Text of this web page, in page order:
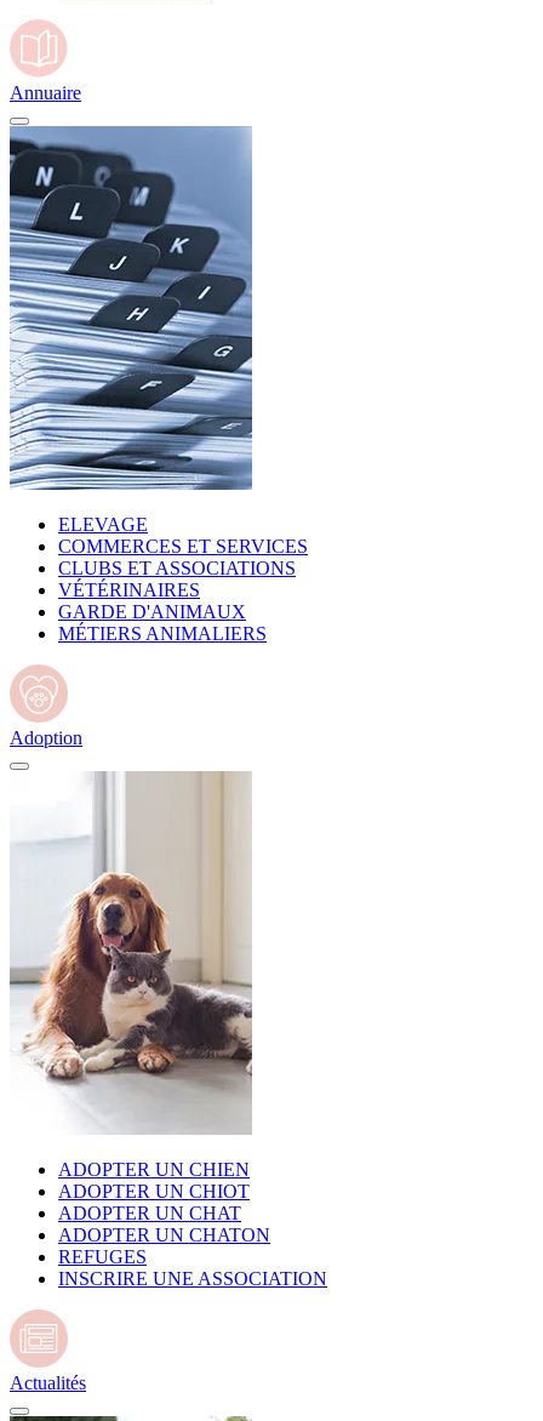
Annuaire
ELEVAGE
COMMERCES ET SERVICES
CLUBS ET ASSOCIATIONS
VÉTÉRINAIRES
GARDE D'ANIMAUX
MÉTIERS ANIMALIERS
Adoption
ADOPTER UN CHIEN
ADOPTER UN CHIOT
ADOPTER UN CHAT
ADOPTER UN CHATON
REFUGES
INSCRIRE UNE ASSOCIATION
Actualités